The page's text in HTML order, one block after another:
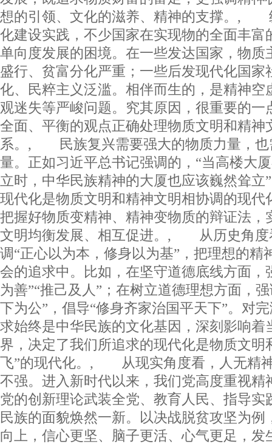
想的引领、文化的滋养、精神的支撑。,
化建设实践，不少国家在实现物的全面丰富
单向度发展的困境。在一些发达国家，物质
盛行、贫富分化严重；一些后发现代化国家
化、民粹主义泛滥。相伴而生的，是精神空
观迷失等严峻问题。究其原因，很重要的一
全面、平衡的观点正确处理物质文明和精神
系。, 民族复兴需要强大的物质力量，也
量。正如习近平总书记强调的，“当高楼大
立时，中华民族精神的大厦也应该巍然耸立
现代化是物质文明和精神文明相协调的现代
把握好物质变精神、精神变物质的辩证法，
文明均衡发展、相互促进。, 从历史角度
调“正心以为本，修身以为基”，把理想的精
会的追求中。比如，在坚守道德底线方面，
为善”“推己及人”；在树立道德理想方面，
下为公”，倡导“修身齐家治国平天下”。对
求始终是中华民族的文化基因，深刻影响着
界，决定了我们所追求的现代化是物质文明
飞”的现代化。, 从现实角度看，人无精
不强。进入新时代以来，我们党高度重视精
党的创新理论武装全党、教育人民、指导实
民族的面貌焕然一新。以决战脱贫攻坚为例
向上，信心更坚、脑子更活、心气更足，发